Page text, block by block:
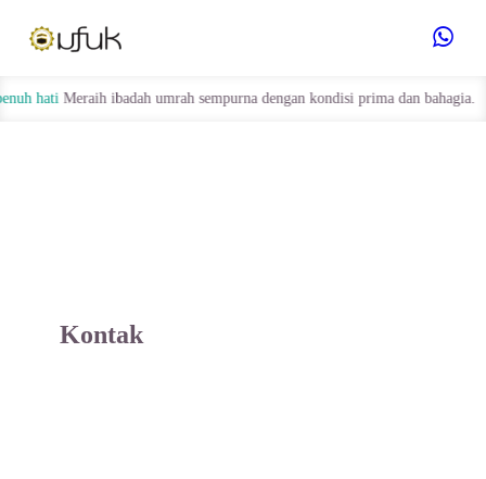
hatiMeraih ibadah umrah sempurna dengan kondisi prima dan bahagia.
Kontak